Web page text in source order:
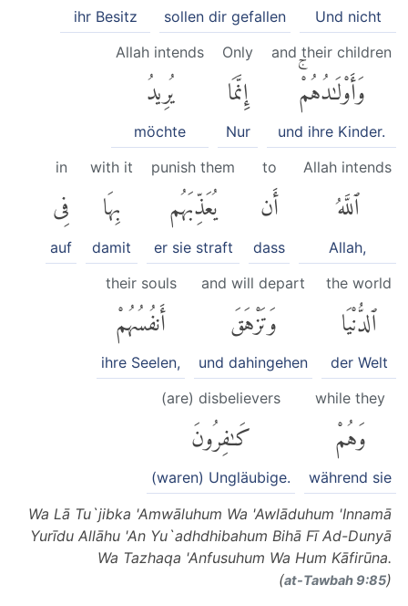
Und nicht
sollen dir gefallen
ihr Besitz
and their children
وَأَوْلَٰدُهُمْۚ
und ihre Kinder.
Only
إِنَّمَا
Nur
Allah intends
يُرِيدُ
möchte
Allah intends
ٱللَّهُ
Allah,
to
أَن
dass
punish them
يُعَذِّبَهُم
er sie straft
with it
بِهَا
damit
in
فِى
auf
the world
ٱلدُّنْيَا
der Welt
and will depart
وَتَزْهَقَ
und dahingehen
their souls
أَنفُسُهُمْ
ihre Seelen,
while they
وَهُمْ
während sie
(are) disbelievers
كَٰفِرُونَ
(waren) Ungläubige.
Wa Lā Tu`jibka 'Amwāluhum Wa 'Awlāduhum 'Innamā
Yurīdu Allāhu 'An Yu`adhdhibahum Bihā Fī Ad-Dunyā
Wa Tazhaqa 'Anfusuhum Wa Hum Kāfirūna.
(at-Tawbah 9:85)